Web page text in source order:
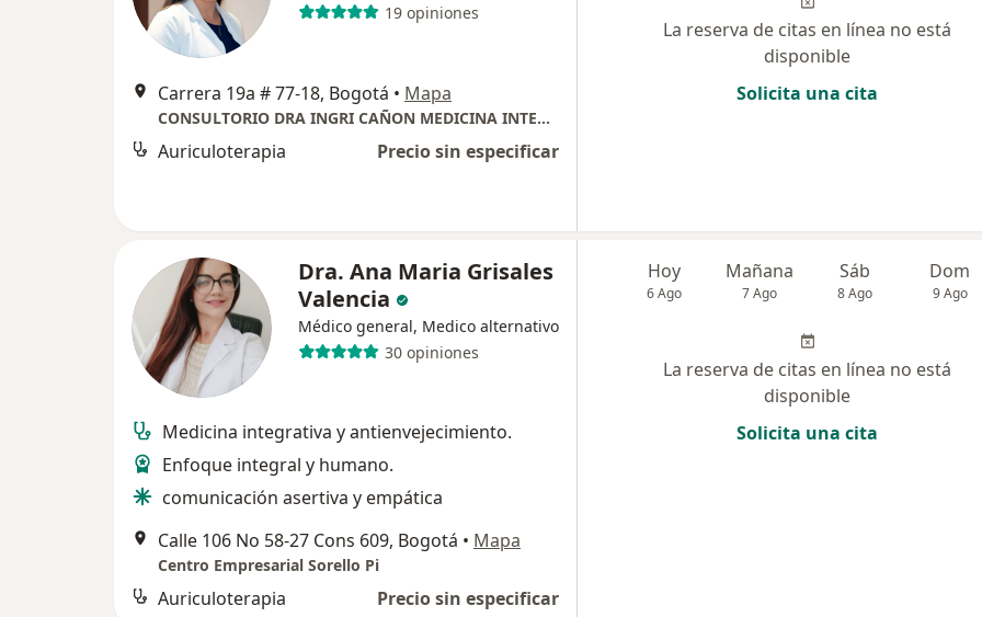
19 opiniones
Carrera 19a # 77-18, Bogotá • Mapa
CONSULTORIO DRA INGRI CAÑON MEDICINA INTEGRATIVA
Auriculoterapia Precio sin especificar
La reserva de citas en línea no está
disponible
Solicita una cita
Dra. Ana Maria Grisales
Valencia
Médico general, Medico alternativo
30 opiniones
Medicina integrativa y antienvejecimiento.
Enfoque integral y humano.
comunicación asertiva y empática
Calle 106 No 58-27 Cons 609, Bogotá • Mapa
Centro Empresarial Sorello Pi
Auriculoterapia Precio sin especificar
Hoy
6 Ago
Mañana
7 Ago
Sáb
8 Ago
Dom
9 Ago
La reserva de citas en línea no está
disponible
Solicita una cita